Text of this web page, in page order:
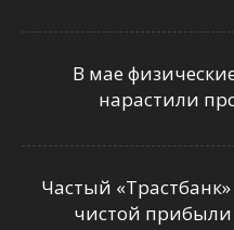
В мае
нарастили
Частый
чистой